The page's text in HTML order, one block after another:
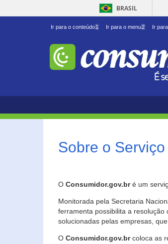
BRASIL
Ir para o conteúdo1 Ir para o menu2 Ir
Sobre o Serviço
O Consumidor.gov.bré um
Monitorada pela Secretaria
ferramenta possibilita a
solucionadas pelas empresas,
O Consumidor.gov.brcoloca as